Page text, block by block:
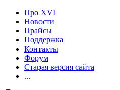
Про XVI
Новости
Прайсы
Поддержка
Контакты
Форум
Старая версия сайта
...